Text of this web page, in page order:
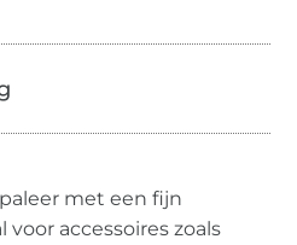
met een fijn
voor accessoires zoals